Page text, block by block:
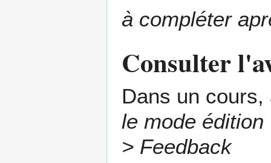
à compléter
Consulter
Dans un
le mode édition
> Feedback